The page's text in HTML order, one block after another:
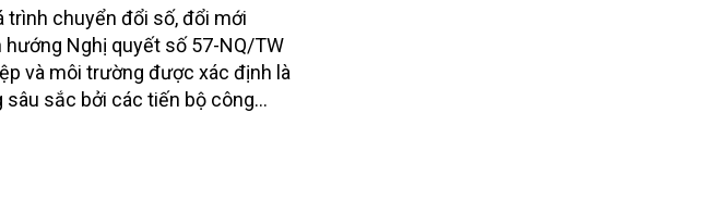
chuyển đổi số, đổi mới
Nghị quyết số 57-NQ/TW
và môi trường được xác định là
sắc bởi các tiến bộ công